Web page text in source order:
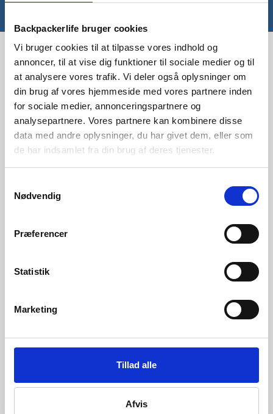
Backpackerlife bruger cookies
Vi bruger cookies til at tilpasse vores indhold og
annoncer, til at vise dig funktioner til sociale medier og til
at analysere vores trafik. Vi deler også oplysninger om
din brug af vores hjemmeside med vores partnere inden
for sociale medier, annonceringspartnere og
analysepartnere. Vores partnere kan kombinere disse
data med andre oplysninger, du har givet dem, eller som
de har indsamlet fra din brug af deres tjenester.
Nødvendig
Præferencer
Statistik
Marketing
Tillad alle
Afvis
Tlf: 42 55 59 19
Ring til os alle hverdage fra kl 9-16
Mail:kontakt@backpackerlife.dk
Erhverv og offentlige kunder
Handelsbetingelser